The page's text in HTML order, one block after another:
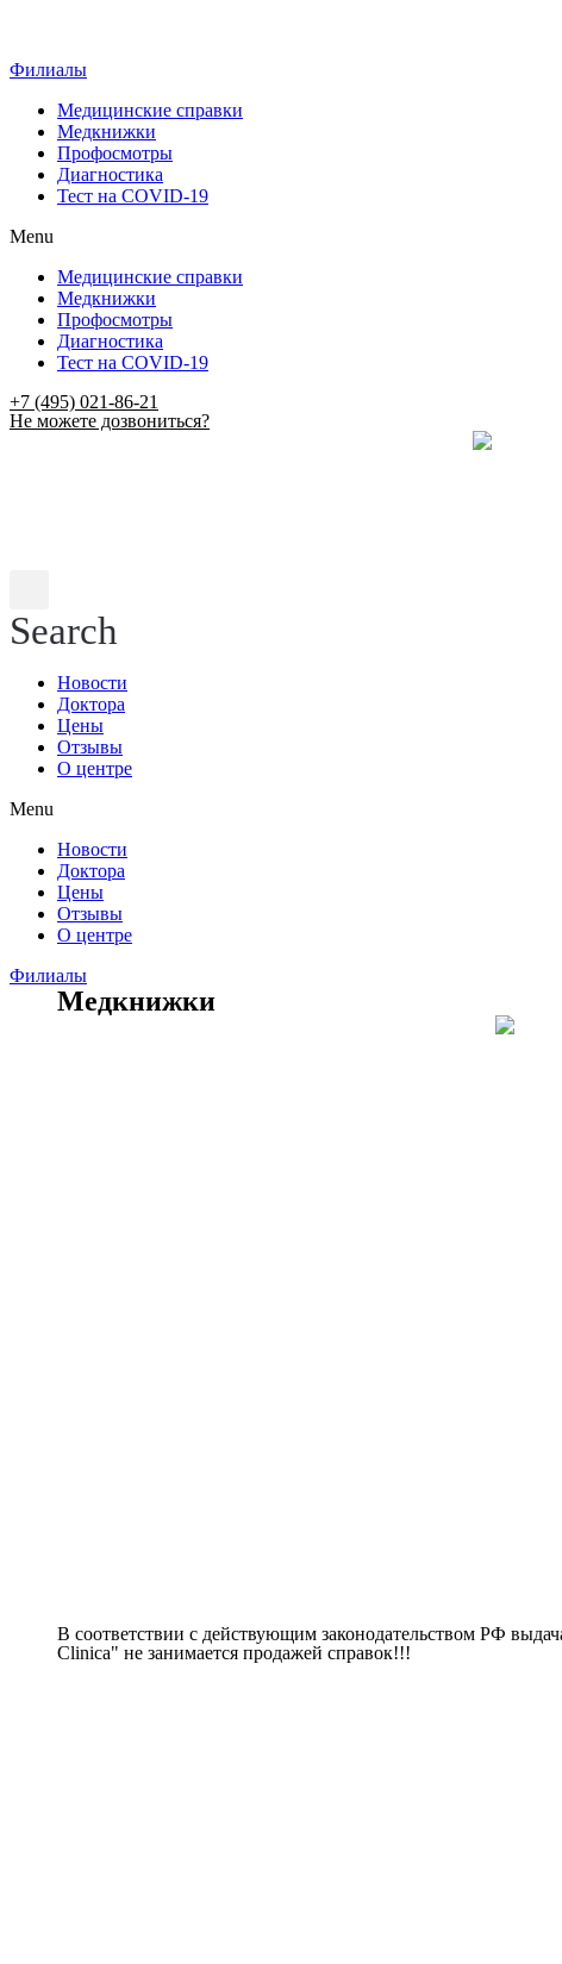
Филиалы
Медицинские справки
Медкнижки
Профосмотры
Диагностика
Тест на COVID-19
Menu
Медицинские справки
Медкнижки
Профосмотры
Диагностика
Тест на COVID-19
+7 (495) 021-86-21
Не можете дозвониться?
Search
Новости
Доктора
Цены
Отзывы
О центре
Menu
Новости
Доктора
Цены
Отзывы
О центре
Филиалы
Медкнижки
В соответствии с действующим законодательством РФ
Clinica" не занимается продажей справок!!!